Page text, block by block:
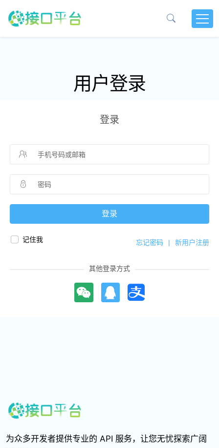
用户登录
登录
登录
忘记密码 | 新用户注册
记住我
其他登录方式
为众多开发者提供专业的 API 服务，让您无忧探索广阔